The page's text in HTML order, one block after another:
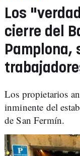
Los
cierre del
Pamplona,
Los propietarios
inminente del
de San Fermín.